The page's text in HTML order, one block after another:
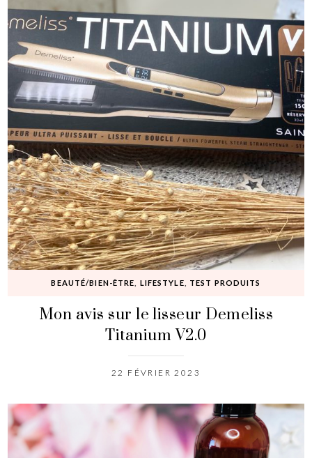
BEAUTÉ/BIEN-ÊTRE LIFESTYLE TEST PRODUITS
Mon avis sur le lisseur Demeliss
Titanium V2.0
22 FÉVRIER 2023